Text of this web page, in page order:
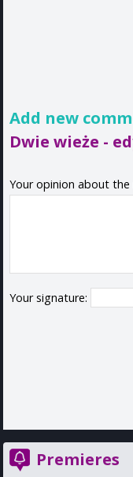
Add new
Dwie wieże -
Your opinion about the
Your signature:
Premieres